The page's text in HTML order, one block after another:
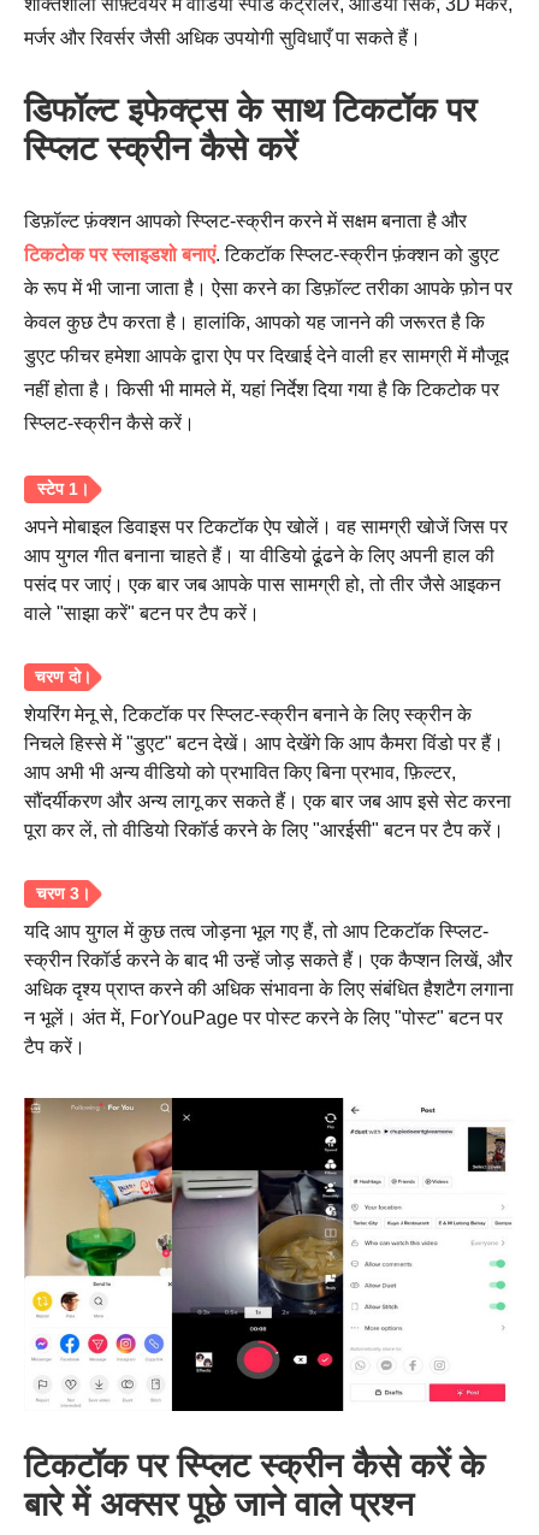
शक्तिशाली सॉफ़्टवेयर में वीडियो स्पीड कंट्रोलर, ऑडियो सिंक, 3D मेकर,
मर्जर और रिवर्सर जैसी अधिक उपयोगी सुविधाएँ पा सकते हैं।
डिफॉल्ट इफेक्ट्स के साथ टिकटॉक पर
स्प्लिट स्क्रीन कैसे करें
डिफ़ॉल्ट फ़ंक्शन आपको स्प्लिट-स्क्रीन करने में सक्षम बनाता है और
टिकटोक पर स्लाइडशो बनाएं. टिकटॉक स्प्लिट-स्क्रीन फ़ंक्शन को डुएट
के रूप में भी जाना जाता है। ऐसा करने का डिफ़ॉल्ट तरीका आपके फ़ोन पर
केवल कुछ टैप करता है। हालांकि, आपको यह जानने की जरूरत है कि
डुएट फीचर हमेशा आपके द्वारा ऐप पर दिखाई देने वाली हर सामग्री में मौजूद
नहीं होता है। किसी भी मामले में, यहां निर्देश दिया गया है कि टिकटोक पर
स्प्लिट-स्क्रीन कैसे करें।
स्टेप 1।
अपने मोबाइल डिवाइस पर टिकटॉक ऐप खोलें। वह सामग्री खोजें जिस पर
आप युगल गीत बनाना चाहते हैं। या वीडियो ढूंढने के लिए अपनी हाल की
पसंद पर जाएं। एक बार जब आपके पास सामग्री हो, तो तीर जैसे आइकन
वाले "साझा करें" बटन पर टैप करें।
शेयरिंग मेनू से, टिकटॉक पर स्प्लिट-स्क्रीन बनाने के लिए स्क्रीन के
निचले हिस्से में "डुएट" बटन देखें। आप देखेंगे कि आप कैमरा विंडो पर हैं।
आप अभी भी अन्य वीडियो को प्रभावित किए बिना प्रभाव, फ़िल्टर,
सौंदर्यीकरण और अन्य लागू कर सकते हैं। एक बार जब आप इसे सेट करना
पूरा कर लें, तो वीडियो रिकॉर्ड करने के लिए "आरईसी" बटन पर टैप करें।
यदि आप युगल में कुछ तत्व जोड़ना भूल गए हैं, तो आप टिकटॉक स्प्लिट-
स्क्रीन रिकॉर्ड करने के बाद भी उन्हें जोड़ सकते हैं। एक कैप्शन लिखें, और
अधिक दृश्य प्राप्त करने की अधिक संभावना के लिए संबंधित हैशटैग लगाना
न भूलें। अंत में, ForYouPage पर पोस्ट करने के लिए "पोस्ट" बटन पर
टैप करें।
टिकटॉक पर स्प्लिट स्क्रीन कैसे करें के
बारे में अक्सर पूछे जाने वाले प्रश्न